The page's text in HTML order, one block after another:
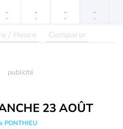
-
-
-
-
-
-
-
-
/ Heure Comparer
23 AOÛT
PONTHIEU